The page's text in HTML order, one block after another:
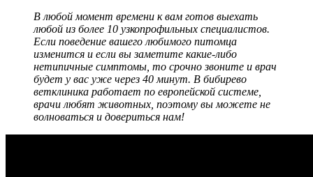
В любой момент времени к вам готов выехать
любой из более 10 узкопрофильных специалистов.
Если поведение вашего любимого питомца
изменится и если вы заметите какие-либо
нетипичные симптомы, то срочно звоните и врач
будет у вас уже через 40 минут. В бибирево
ветклиника работает по европейской системе,
врачи любят животных, поэтому вы можете не
волноваться и довериться нам!